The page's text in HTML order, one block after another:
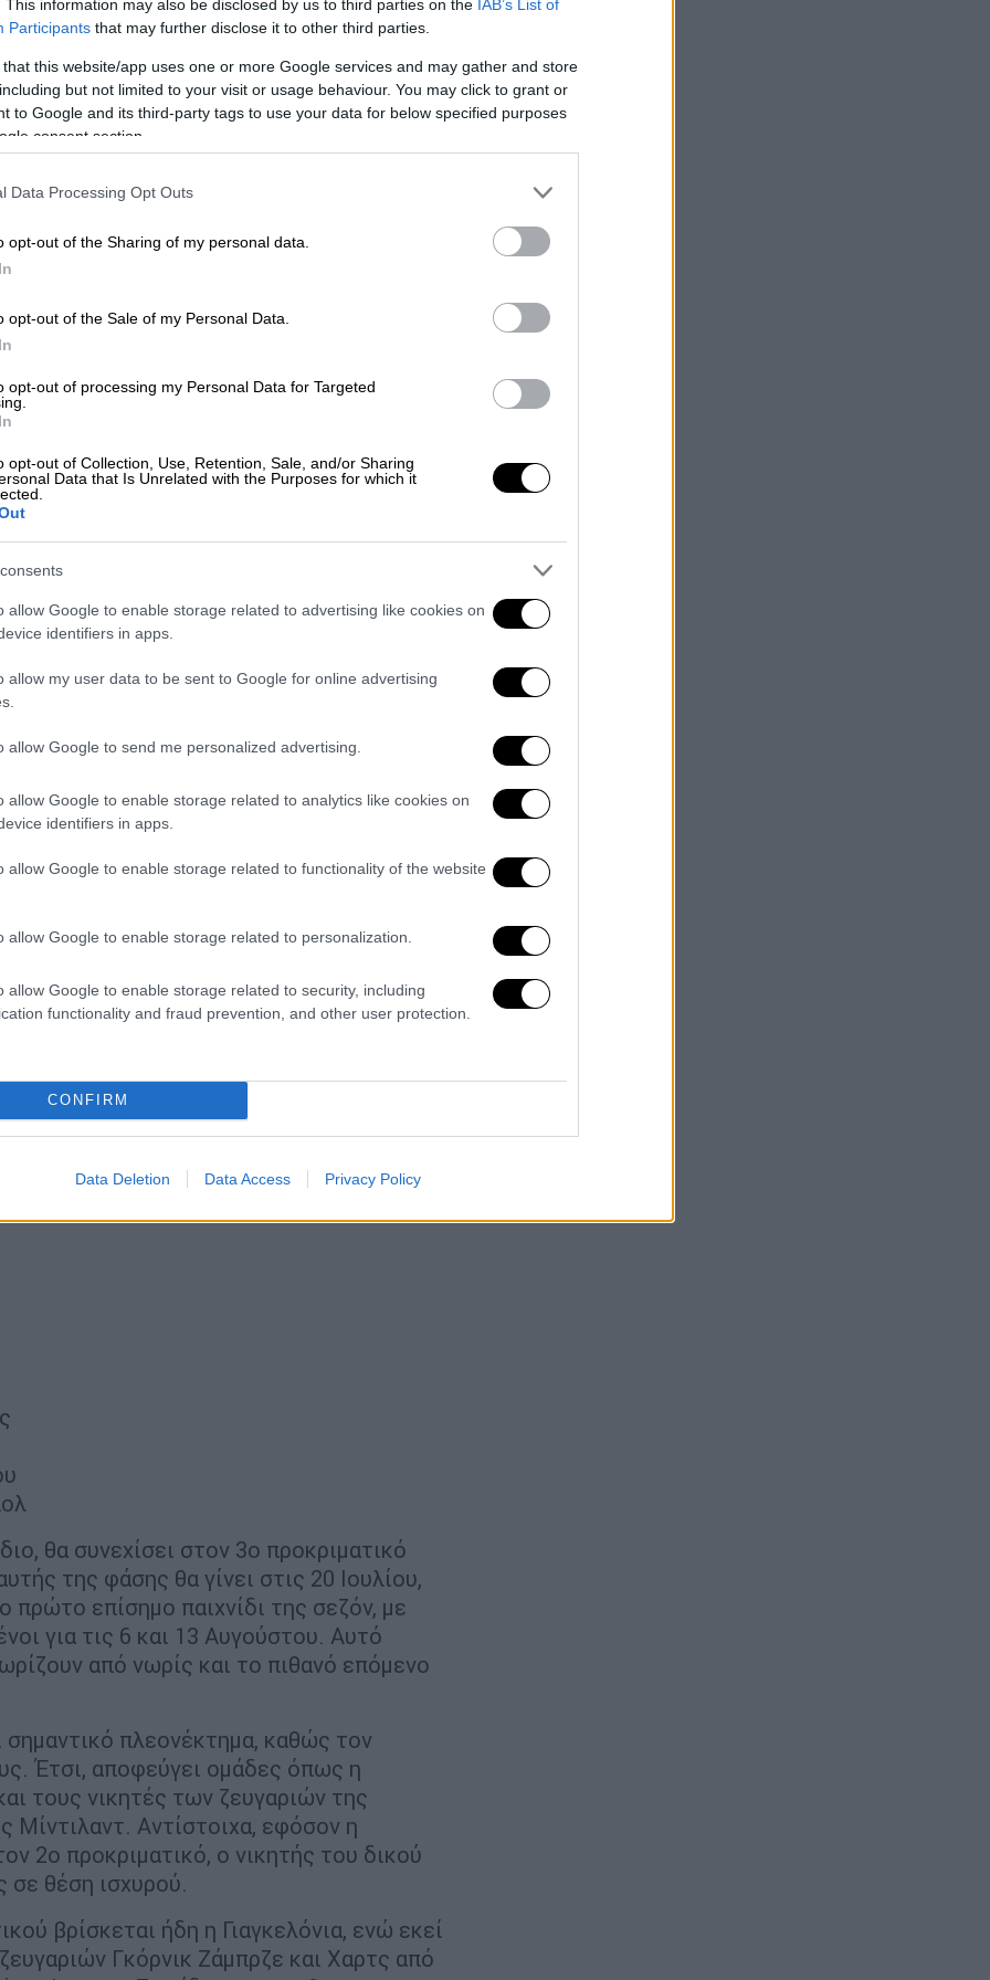
This information may also be disclosed by us to third parties on the IAB’s List of
Participants that may further disclose it to other third parties.
that this website/app uses one or more Google services and may gather and store
but not limited to your visit or usage behaviour. You may click to grant or
to Google and its third-party tags to use your data for below specified purposes
consent section.
Data Processing Opt Outs
opt-out of the Sharing of my personal data.
opt-out of the Sale of my Personal Data.
opt-out of processing my Personal Data for Targeted
opt-out of Collection, Use, Retention, Sale, and/or Sharing
Data that Is Unrelated with the Purposes for which it
allow Google to enable storage related to advertising like cookies on
identifiers in apps.
allow my user data to be sent to Google for online advertising
allow Google to send me personalized advertising.
allow Google to enable storage related to analytics like cookies on
identifiers in apps.
allow Google to enable storage related to functionality of the website
allow Google to enable storage related to personalization.
allow Google to enable storage related to security, including
functionality and fraud prevention, and other user protection.
CONFIRM
Data Deletion Data Access Privacy Policy
League θα αποτελέσει την αφετηρία του
προγραμματισμένα για τις 23 και 30
στις 17 Ιουνίου. Σε αυτή τη φάση τα
είναι γνωστές οι 18 ομάδες που θα
με ομάδες όπως η Μπενφίκα, η
η Πάφος, η Μακάμπι Τελ Αβίβ, αλλά
και της Καραμπάγκ.
αντιπάλους του Δικεφάλου,
η Χάμαρμπι, η Μπεσίκτας, καθώς
Σπλιτ, Σέριφ Τίρασπολ, Δυναμό
γύρο του Europa League:
θα συνεχίσει στον 3ο προκριματικό
της φάσης θα γίνει στις 20 Ιουλίου,
επίσημο παιχνίδι της σεζόν, με
για τις 6 και 13 Αυγούστου. Αυτό
από νωρίς και το πιθανό επόμενο
πλεονέκτημα, καθώς τον
Έτσι, αποφεύγει ομάδες όπως η
τους νικητές των ζευγαριών της
Μίντιλαντ. Αντίστοιχα, εφόσον η
2ο προκριματικό, ο νικητής του δικού
σε θέση ισχυρού.
βρίσκεται ήδη η Γιαγκελόνια, ενώ εκεί
Γκόρνικ Ζάμπρζε και Χαρτς από